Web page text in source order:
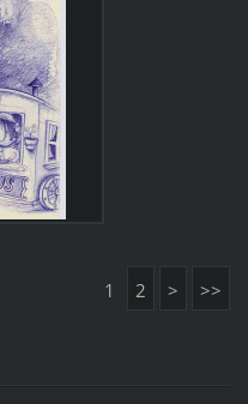
1 2 > >>